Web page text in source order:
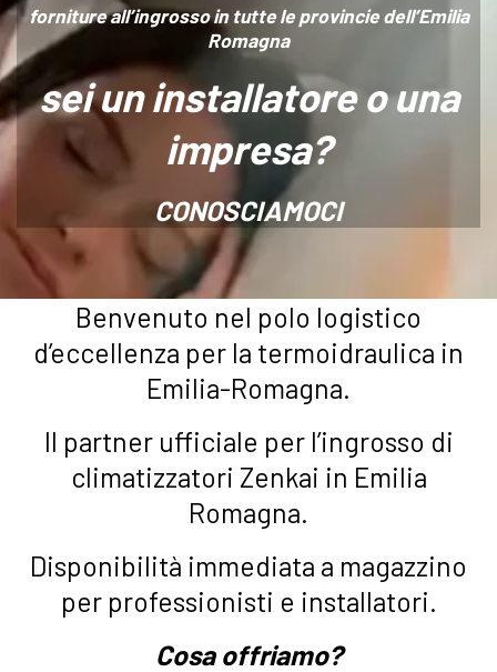
forniture all’ingrosso in tutte le provincie dell’Emilia
Romagna
sei un installatore o una
impresa?
CONOSCIAMOCI
Benvenuto nel polo logistico
d’eccellenza per la termoidraulica in
Emilia-Romagna.
Il partner ufficiale per l’ingrosso di
climatizzatori Zenkai in Emilia
Romagna.
Disponibilità immediata a magazzino
per professionisti e installatori.
Cosa offriamo?